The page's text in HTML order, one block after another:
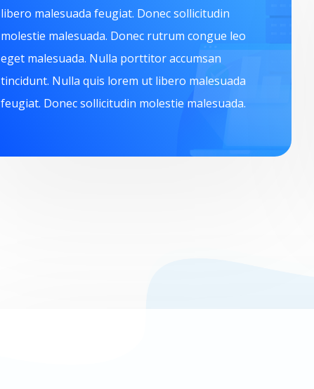
libero malesuada feugiat. Donec sollicitudin
molestie malesuada. Donec rutrum congue leo
eget malesuada. Nulla porttitor accumsan
tincidunt. Nulla quis lorem ut libero malesuada
feugiat. Donec sollicitudin molestie malesuada.